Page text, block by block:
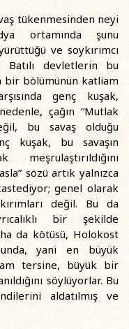
tükenmesinden neyi
ortamında şunu
ve soykırımcı
Batılı devletlerin bu
bir bölümünün katliam
genç kuşak,
çağın “Mutlak
bu savaş olduğu
kuşak, bu savaşın
sözü artık yalnızca
genel olarak
değil. Bu da
bir şekilde
da kötüsü, Holokost
yani en büyük
tersine, büyük bir
söylüyorlar. Bu
aldatılmış ve